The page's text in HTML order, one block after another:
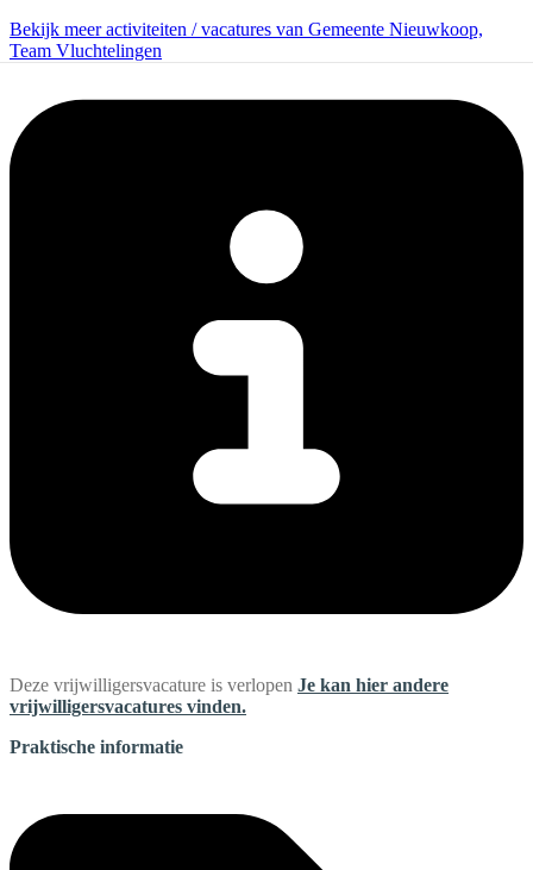
Bekijk meer activiteiten / vacatures van Gemeente Nieuwkoop,
Team Vluchtelingen
Deze vrijwilligersvacature is verlopen Je kan hier andere
vrijwilligersvacatures vinden.
Praktische informatie